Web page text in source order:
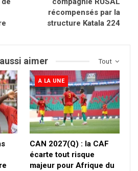
récompensés par la
structure Katala 224
Tout
aimer
A LA UNE
CAN 2027(Q) : la CAF
écarte tout risque
majeur pour Afrique du